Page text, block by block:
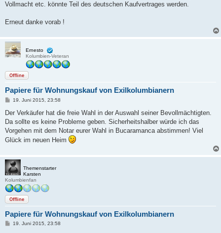
Vollmacht etc. könnte Teil des deutschen Kaufvertrages werden.
Erneut danke vorab !
Ernesto
Kolumbien-Veteran
Offline
Papiere für Wohnungskauf von Exilkolumbianern
B
i
r
a
19. Juni 2015, 23:58
Der Verkäufer hat die freie Wahl in der Auswahl seiner Bevollmächtigten.
Da sollte es keine Probleme geben. Sicherheitshalber würde ich das
Vorgehen mit dem Notar eurer Wahl in Bucaramanca abstimmen! Viel
Glück im neuen Heim
Themenstarter
Karsten
Kolumbienfan
Offline
Papiere für Wohnungskauf von Exilkolumbianern
B19. Juni 2015, 23:58